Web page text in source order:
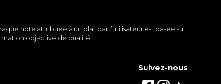
note attribuée à un plat par l’utilisateur est basée sur
objective de qualité.
Suivez-nous